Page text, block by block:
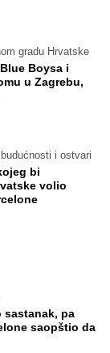
gradu Hrvatske
Boysa i
u Zagrebu,
i ostvari
bi
volio
sastanak, pa
saopštio da